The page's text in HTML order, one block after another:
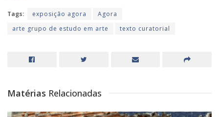
Tags: exposição agora
Agora
arte grupo de estudo em arte
texto curatorial
Matérias Relacionadas